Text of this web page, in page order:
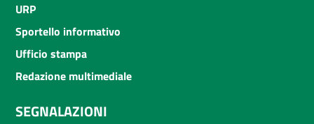
URP
Sportello informativo
Ufficio stampa
Redazione multimediale
SEGNALAZIONI